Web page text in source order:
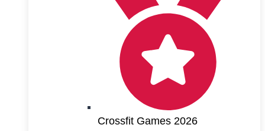
Crossfit Games 2026